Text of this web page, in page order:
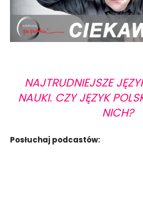
NAJTRUDNIEJSZE
NAUKI. CZY JĘZYK
NICH?
Posłuchaj podcastów: